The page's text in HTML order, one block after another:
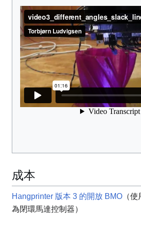
成本
Hangprinter 版本 3 的開放 BMO （
為閉環馬達控制器）